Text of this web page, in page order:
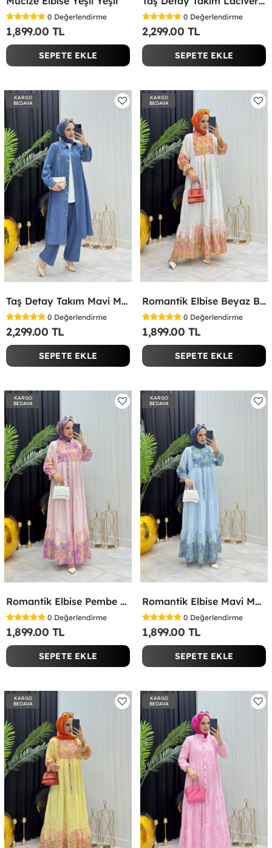
0 Değerlendirme
1,899.00 TL
SEPETE EKLE
0 Değerlendirme
2,299.00 TL
SEPETE EKLE
KARGO
BEDAVA
Taş Detay Takım Mavi Mavi
0 Değerlendirme
2,299.00 TL
SEPETE EKLE
KARGO
BEDAVA
Romantik Elbise Beyaz Beyaz
0 Değerlendirme
1,899.00 TL
SEPETE EKLE
KARGO
BEDAVA
Romantik Elbise Pembe Pembe
0 Değerlendirme
1,899.00 TL
SEPETE EKLE
KARGO
BEDAVA
Romantik Elbise Mavi Mavi
0 Değerlendirme
1,899.00 TL
SEPETE EKLE
KARGO
BEDAVA
KARGO
BEDAVA